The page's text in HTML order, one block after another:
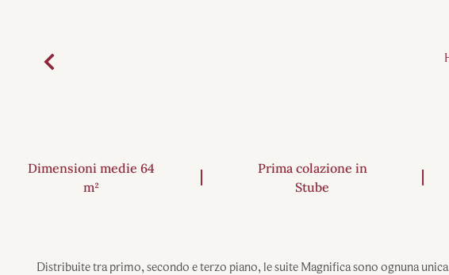
Dimensioni medie 64
m²
Prima colazione in
Stube
Distribuite tra primo, secondo e terzo piano, le suite Magnifica sono ognuna